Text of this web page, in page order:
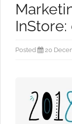
Posted 20